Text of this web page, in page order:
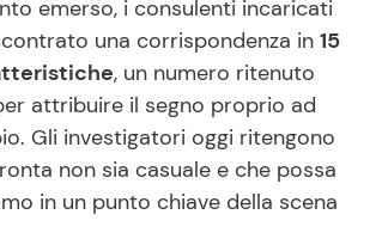
emerso, i consulenti incaricati
una corrispondenza in 15
, un numero ritenuto
attribuire il segno proprio ad
Gli investigatori oggi ritengono
non sia casuale e che possa
in un punto chiave della scena